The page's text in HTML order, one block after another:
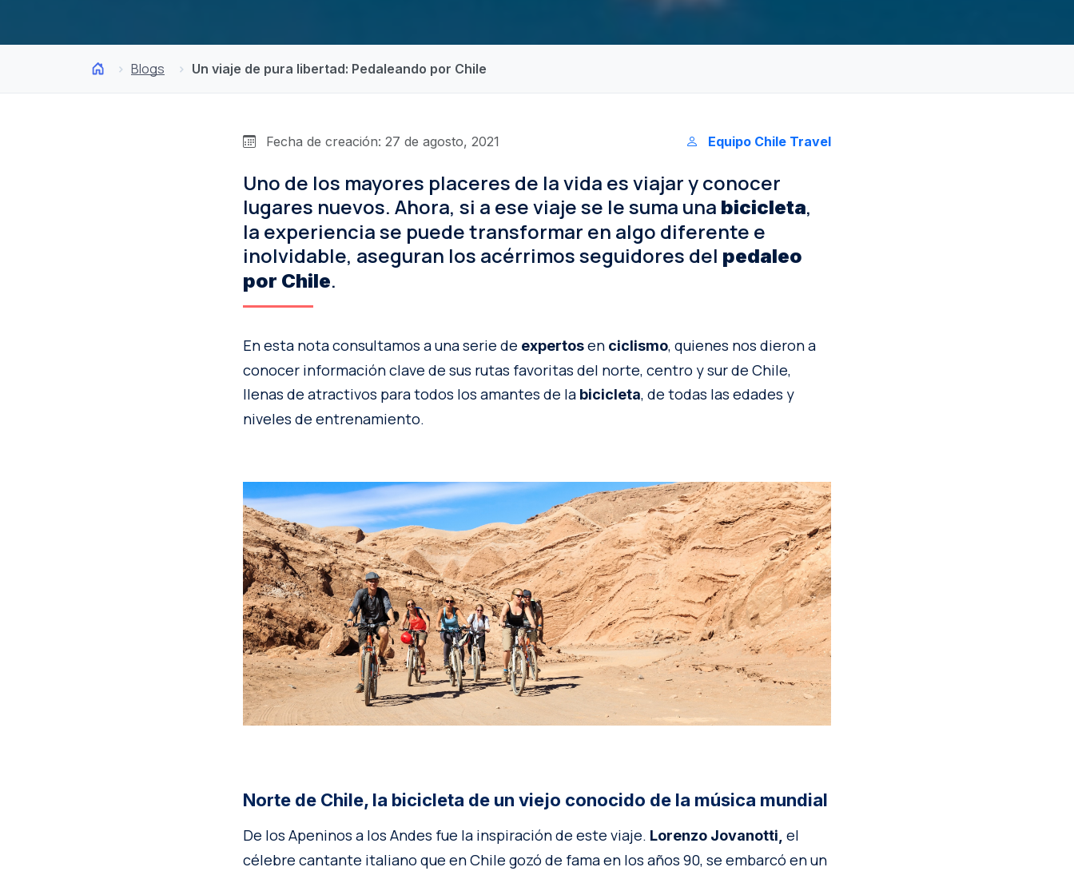
Blogs Un viaje de pura libertad: Pedaleando por Chile
Fecha de creación: 27 de agosto, 2021 Equipo Chile Travel
Uno de los mayores placeres de la vida es viajar y conocer
lugares nuevos. Ahora, si a ese viaje se le suma una bicicleta,
la experiencia se puede transformar en algo diferente e
inolvidable, aseguran los acérrimos seguidores del pedaleo
por Chile.
En esta nota consultamos a una serie de expertosen ciclismo, quienes nos dieron a
conocer información clave de sus rutas favoritas del norte, centro y sur de Chile,
llenas de atractivos para todos los amantes de la bicicleta, de todas las edades y
niveles de entrenamiento.
Norte de Chile, la bicicleta de un viejo conocido de la música mundial
De los Apeninos a los Andes fue la inspiración de este viaje. Lorenzo Jovanotti, el
célebre cantante italiano que en Chile gozó de fama en los años 90, se embarcó en un